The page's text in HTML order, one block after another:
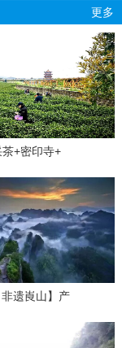
更多
茶+密印寺+
非遗崀山】产